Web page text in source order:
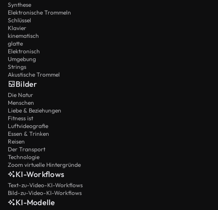
Synthese
Elektronische Trommeln
Schlüssel
Klavier
kinematisch
glatte
Elektronisch
Umgebung
Strings
Akustische Trommel
Bilder
Die Natur
Menschen
Liebe & Beziehungen
Fitness ist
Luftvideografie
Essen & Trinken
Reisen
Der Transport
Technologie
Zoom virtuelle Hintergründe
KI-Workflows
Text-zu-Video-KI-Workflows
Bild-zu-Video-KI-Workflows
KI-Modelle